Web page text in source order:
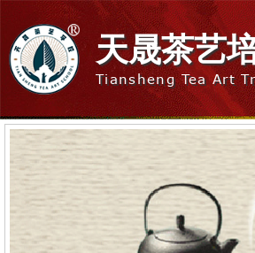
天晟茶艺
Tiansheng Tea Art